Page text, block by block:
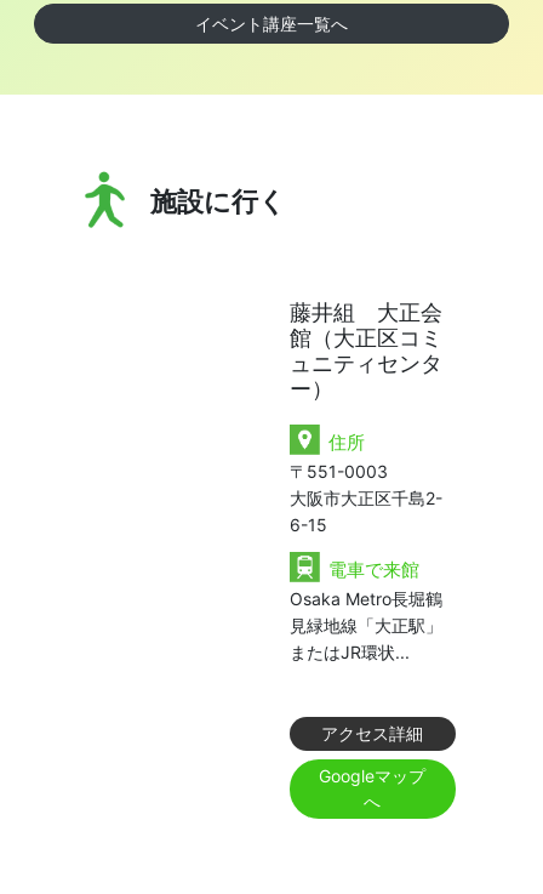
イベント講座一覧へ
施設に行く
藤井組 大正会
館（大正区コミ
ュニティセンタ
ー）
住所
〒551-0003
大阪市大正区千島2-
6-15
電車で来館
Osaka Metro長堀鶴
見緑地線「大正駅」
またはJR環状...
アクセス詳細
Googleマップ
へ